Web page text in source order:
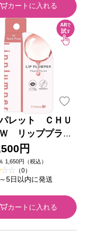
カートに入れる
パレット ＣＨＵ
Ｗ リッププラン
２ ＿ クオレ
円
1,650円（税込）
（0）
5日以内に発送
カートに入れる